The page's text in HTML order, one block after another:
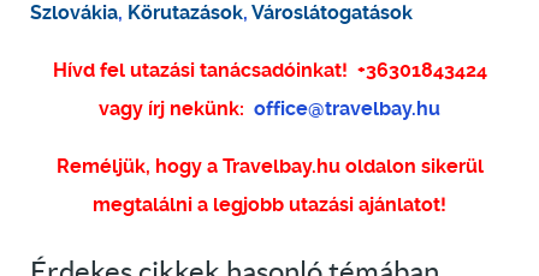
Szlovákia, Körutazások, Városlátogatások
Hívd fel utazási tanácsadóinkat! +36301843424
vagy írj nekünk: office@travelbay.hu
Reméljük, hogy a Travelbay.hu oldalon sikerül
megtalálni a legjobb utazási ajánlatot!